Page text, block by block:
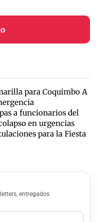
para Coquimbo A
a funcionarios del
en urgencias
para la Fiesta
entregados